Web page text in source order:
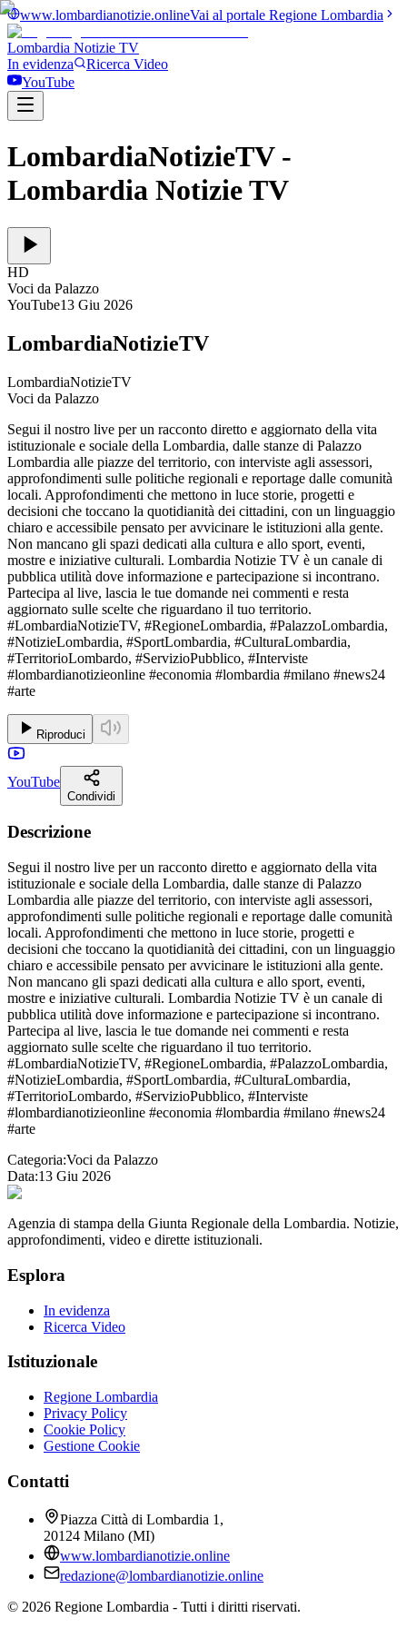
www.lombardianotizie.onlineVai al portale Regione Lombardia
Lombardia Notizie TV
In evidenza
Ricerca Video
YouTube
LombardiaNotizieTV-
Lombardia Notizie TV
HD
Voci da Palazzo
YouTube13 Giu 2026
LombardiaNotizieTV
LombardiaNotizieTV
Voci da Palazzo
Segui il nostro live per un racconto diretto e aggiornato della vita
istituzionale e sociale della Lombardia, dalle stanze di Palazzo
Lombardia alle piazze del territorio, con interviste agli assessori,
approfondimenti sulle politiche regionali e reportage dalle comunità
locali. Approfondimenti che mettono in luce storie, progetti e
decisioni che toccano la quotidianità dei cittadini, con un linguaggio
chiaro e accessibile pensato per avvicinare le istituzioni alla gente.
Non mancano gli spazi dedicati alla cultura e allo sport, eventi,
mostre e iniziative culturali. Lombardia Notizie TV è un canale di
pubblica utilità dove informazione e partecipazione si incontrano.
Partecipa al live, lascia le tue domande nei commenti e resta
aggiornato sulle scelte che riguardano il tuo territorio.
#LombardiaNotizieTV, #RegioneLombardia, #PalazzoLombardia,
#NotizieLombardia, #SportLombardia, #CulturaLombardia,
#TerritorioLombardo, #ServizioPubblico, #Interviste
#lombardianotizieonline #economia #lombardia #milano #news24
#arte
Riproduci
YouTube
Condividi
Descrizione
Segui il nostro live per un racconto diretto e aggiornato della vita
istituzionale e sociale della Lombardia, dalle stanze di Palazzo
Lombardia alle piazze del territorio, con interviste agli assessori,
approfondimenti sulle politiche regionali e reportage dalle comunità
locali. Approfondimenti che mettono in luce storie, progetti e
decisioni che toccano la quotidianità dei cittadini, con un linguaggio
chiaro e accessibile pensato per avvicinare le istituzioni alla gente.
Non mancano gli spazi dedicati alla cultura e allo sport, eventi,
mostre e iniziative culturali. Lombardia Notizie TV è un canale di
pubblica utilità dove informazione e partecipazione si incontrano.
Partecipa al live, lascia le tue domande nei commenti e resta
aggiornato sulle scelte che riguardano il tuo territorio.
#LombardiaNotizieTV, #RegioneLombardia, #PalazzoLombardia,
#NotizieLombardia, #SportLombardia, #CulturaLombardia,
#TerritorioLombardo, #ServizioPubblico, #Interviste
#lombardianotizieonline #economia #lombardia #milano #news24
#arte
Categoria:Voci da Palazzo
Data:13 Giu 2026
Agenzia di stampa della Giunta Regionale della Lombardia. Notizie,
approfondimenti, video e dirette istituzionali.
Esplora
In evidenza
Ricerca Video
Istituzionale
Regione Lombardia
Privacy Policy
Cookie Policy
Gestione Cookie
Contatti
Piazza Città di Lombardia 1,
20124 Milano (MI)
www.lombardianotizie.online
redazione@lombardianotizie.online
© 2026 Regione Lombardia - Tutti i diritti riservati.